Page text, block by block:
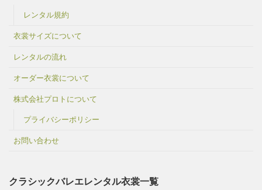
レンタル規約
衣裳サイズについて
レンタルの流れ
オーダー衣裳について
株式会社プロトについて
プライバシーポリシー
お問い合わせ
クラシックバレエレンタル衣裳一覧